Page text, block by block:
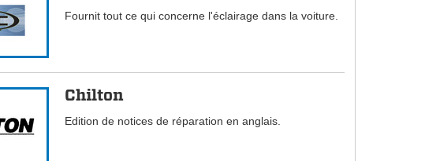
Fournit tout ce qui concerne l'éclairage dans la voiture.
Chilton
Edition de notices de réparation en anglais.